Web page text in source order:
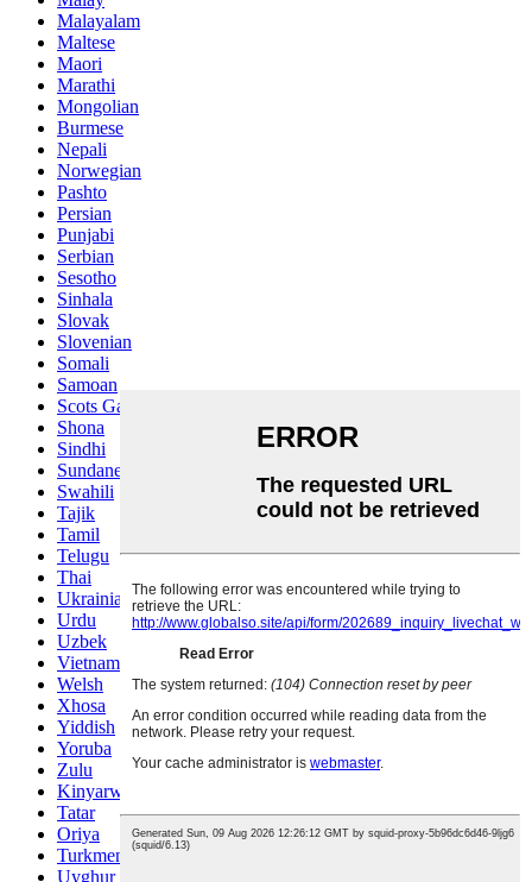
Malayalam
Maltese
Maori
Marathi
Mongolian
Burmese
Nepali
Norwegian
Pashto
Persian
Punjabi
Serbian
Sesotho
Sinhala
Slovak
Slovenian
Somali
Samoan
Scots Gaelic
Shona
Sindhi
Sundanese
Swahili
Tajik
Tamil
Telugu
Thai
Ukrainian
Urdu
Uzbek
Vietnamese
Welsh
Xhosa
Yiddish
Yoruba
Zulu
Kinyarwanda
Tatar
Oriya
Turkmen
Uyghur